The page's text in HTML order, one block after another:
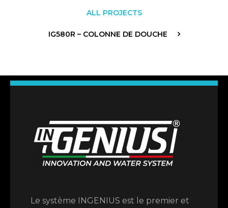
ALL PROJECTS
IG580R – COLONNE DE DOUCHE
Le système INGENIUS est le premier et